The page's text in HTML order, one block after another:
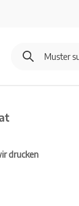
drucken